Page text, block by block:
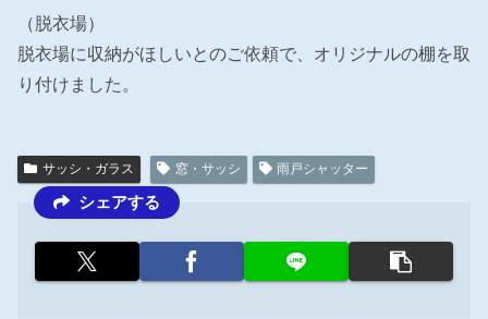
（脱衣場）
脱衣場に収納がほしいとのご依頼で、オリジナルの棚を取
り付けました。
サッシ・ガラス 窓・サッシ 雨戸シャッター
シェアする